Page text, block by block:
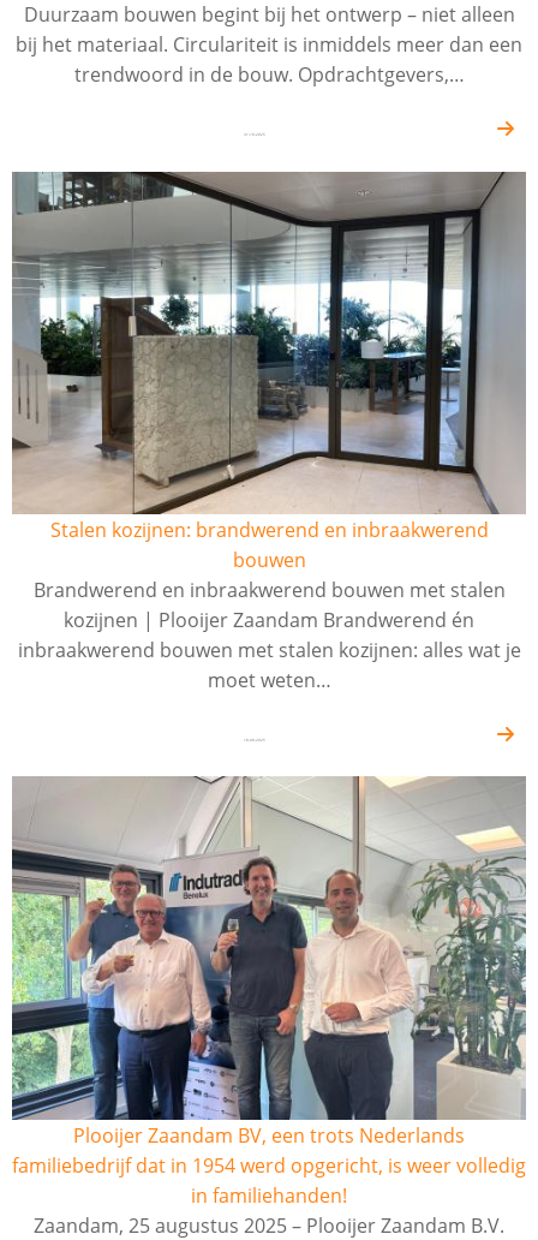
Duurzaam bouwen begint bij het ontwerp – niet alleen
bij het materiaal. Circulariteit is inmiddels meer dan een
trendwoord in de bouw. Opdrachtgevers,…
31-10-2025
Stalen kozijnen: brandwerend en inbraakwerend
bouwen
Brandwerend en inbraakwerend bouwen met stalen
kozijnen | Plooijer Zaandam Brandwerend én
inbraakwerend bouwen met stalen kozijnen: alles wat je
moet weten…
18-09-2025
Plooijer Zaandam BV, een trots Nederlands
familiebedrijf dat in 1954 werd opgericht, is weer volledig
in familiehanden!
Zaandam, 25 augustus 2025 – Plooijer Zaandam B.V.